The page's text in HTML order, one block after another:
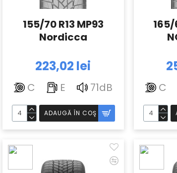
155/70 R13 MP93
Nordicca
223,02 lei
C E 71dB
ADAUGĂ ÎN COŞ
165/
C